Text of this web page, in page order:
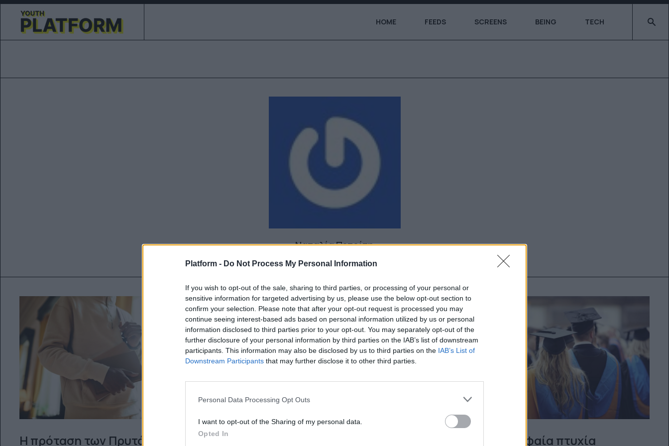
Platform - Do Not Process My Personal Information
If you wish to opt-out of the sale, sharing to third parties, or processing of your personal or
sensitive information for targeted advertising by us, please use the below opt-out section to
confirm your selection. Please note that after your opt-out request is processed you may
continue seeing interest-based ads based on personal information utilized by us or personal
information disclosed to third parties prior to your opt-out. You may separately opt-out of the
further disclosure of your personal information by third parties on the IAB’s list of downstream
participants. This information may also be disclosed by us to third parties on the IAB’s List of
Downstream Participants that may further disclose it to other third parties.
Personal Data Processing Opt Outs
I want to opt-out of the Sharing of my personal data.
Opted In
HOME FEEDS SCREENS BEING TECH Type
Ναταλία Πετρίτη
Η πρόταση των Πρυτάνεων για
Τα 10 κορυφαία πτυχία